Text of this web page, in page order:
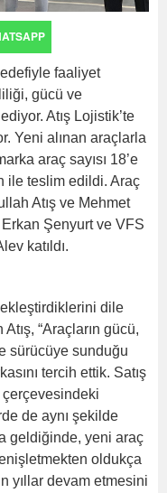
faaliyet
gücü ve
Atış Lojistik’te
Yeni alınan araçlarla
araç sayısı 18’e
ile teslim edildi. Araç
Atış ve Mehmet
Şenyurt ve VFS
katıldı.
dile
“Araçların gücü,
sürücüye sunduğu
tercih ettik. Satış
çerçevesindeki
de aynı şekilde
geldiğinde, yeni araç
oldukça
yıllar devam etmesini